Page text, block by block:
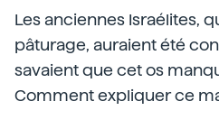
Les anciennes Israélites,
pâturage, auraient été
savaient que cet os
Comment expliquer ce